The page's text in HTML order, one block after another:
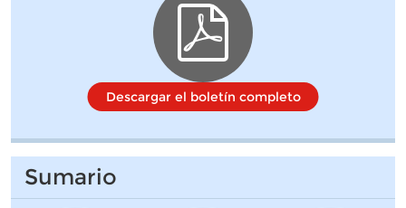
Descargar el boletín completo
Sumario